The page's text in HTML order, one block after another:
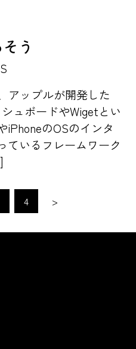
う
アップルが開発した
ュボードやWigetとい
iPhoneのOSのインタ
ているフレームワーク
4 >